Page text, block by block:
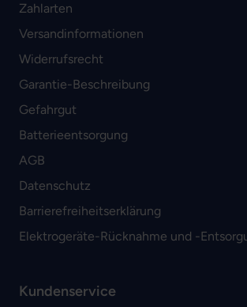
Zahlarten
Versandinformationen
Widerrufsrecht
Garantie-Beschreibung
Gefahrgut
Batterieentsorgung
AGB
Datenschutz
Barrierefreiheitserklärung
Elektrogeräte-Rücknahme und -
Kundenservice